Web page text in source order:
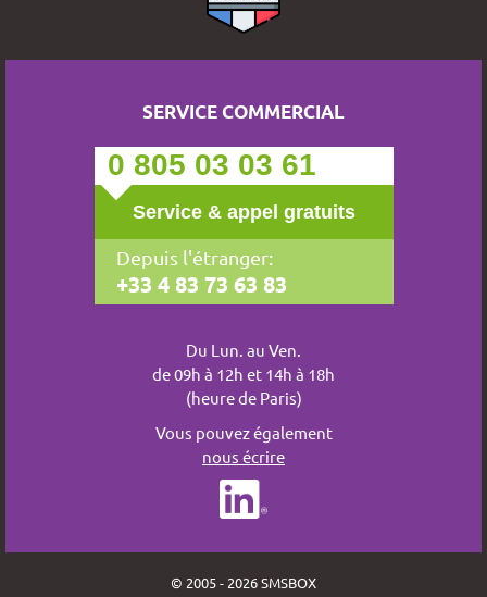
SERVICE COMMERCIAL
0 805 03 03 61
Service & appel gratuits
Depuis l'étranger:
+33 4 83 73 63 83
Du Lun. au Ven.
de 09h à 12h et 14h à 18h
(heure de Paris)
Vous pouvez également
nous écrire
© 2005 - 2026 SMSBOX